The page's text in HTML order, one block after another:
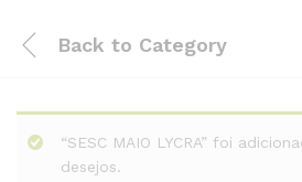
Back to Category
“SESC MAIO LYCRA” foi
desejos.